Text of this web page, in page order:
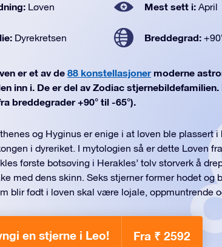
Løven Mest sett i: April
Dyrekretsen Breddegrad:
er et av de 88 konstellasjonermoderne
inn i. De er del av Zodiac
breddegrader +90° til -65°).
og Hyginus er enige i at løven ble plassert i
i dyreriket. I mytologien så er dette Løven
første botsøving i Herakles’ tolv storverk å
med dens skinn. Seks stjerner former hodet og
blir født i løven skal være lojale, oppmuntrende
en stjerne i Leo! Fra ₹ 2592